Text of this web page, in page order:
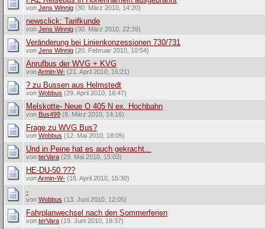
von Jens Winnig(30. März 2010, 14:20)
newsclick: Tarifkunde
von Jens Winnig(30. März 2010, 22:39)
Veränderung bei Linienkonzessionen 730/731
von Jens Winnig(20. Februar 2010, 10:54)
Anrufbus der WVG + KVG
vonArmin-W-(21. April 2010, 16:21)
? zu Bussen aus Helmstedt
von Wobbus (29. April 2010, 16:47)
Melskotte- Neue O 405 N ex. Hochbahn
von Bus499(8. März 2010, 14:16)
Frage zu WVG Bus?
von Wobbus (12. Mai 2010, 18:05)
Und in Peine hat es auch gekracht...
von terVara(29. Mai 2010, 15:03)
HE-DU-50 ???
vonArmin-W-(16. April 2010, 15:30)
-
von Wobbus (13. Juni 2010, 12:05)
Fahrplanwechsel nach den Sommerferien
von terVara(19. Juni 2010, 18:37)